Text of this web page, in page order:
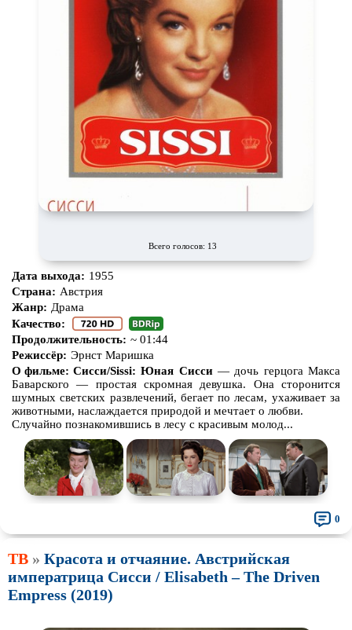
Всего голосов: 13
Дата выхода: 1955
Страна: Австрия
Жанр: Драма
Качество:
Продолжительность: ~ 01:44
Режиссёр: Эрнст Маришка
О фильме: Сисси/Sissi: Юная Сисси— дочь герцога Макса
Баварского — простая скромная девушка. Она сторонится
шумных светских развлечений, бегает по лесам, ухаживает за
животными, наслаждается природой и мечтает о любви.
Случайно познакомившись в лесу с красивым молод...
0
ТВ » Красота и отчаяние. Австрийская
императрица Сисси / Elisabeth – The Driven
Empress (2019)